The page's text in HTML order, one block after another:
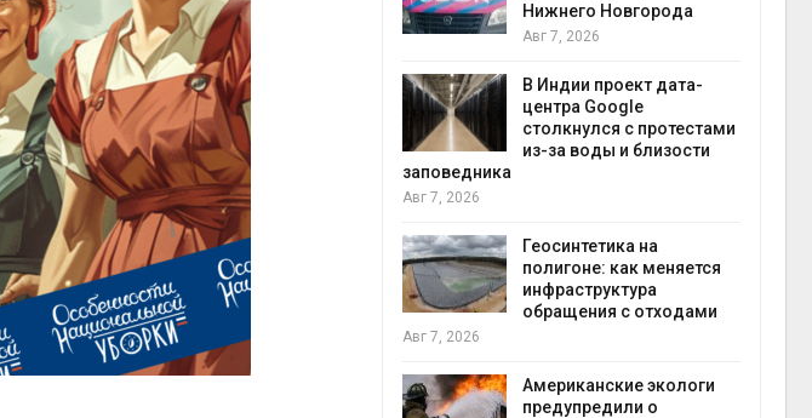
экологический контроль
в России фактически
ушёл от проверок к
наблюдению
Авг 8, 2026
Южная Корея ускорит
развитие солнечной
энергетики из-за роста
спроса со стороны ИИ
Авг 7, 2026
Приток воды в
водохранилища Волги и
Камы в августе может
превысить норму почти в
полтора раза
Нижнего Новгорода
Авг 7, 2026
В Индии проект дата-
центра Google
столкнулся с протестами
из-за воды и близости
заповедника
Авг 7, 2026
Геосинтетика на
полигоне: как меняется
инфраструктура
обращения с отходами
Авг 7, 2026
Американские экологи
предупредили о